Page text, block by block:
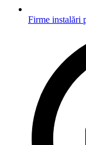
Firme instalări